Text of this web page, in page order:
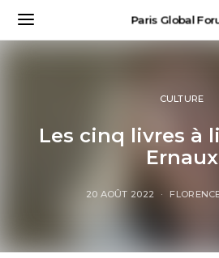
Paris Global
CULTURE
Les cinq livres à
Ernaux
20 AOÛT 2022